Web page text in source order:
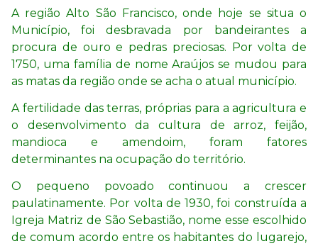
A região Alto São Francisco, onde hoje se situa o
Município, foi desbravada por bandeirantes a
procura de ouro e pedras preciosas. Por volta de
1750, uma família de nome Araújos se mudou para
as matas da região onde se acha o atual município.
A fertilidade das terras, próprias para a agricultura e
o desenvolvimento da cultura de arroz, feijão,
mandioca e amendoim, foram fatores
determinantes na ocupação do território.
O pequeno povoado continuou a crescer
paulatinamente. Por volta de 1930, foi construída a
Igreja Matriz de São Sebastião, nome esse escolhido
de comum acordo entre os habitantes do lugarejo,